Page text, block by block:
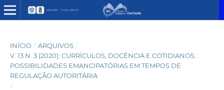
INÍCIO / ARQUIVOS /
V. 13 N. 3 (2020): CURRÍCULOS, DOCÊNCIA E COTIDIANOS:
POSSIBILIDADES EMANCIPATÓRIAS EM TEMPOS DE
REGULAÇÃO AUTORITÁRIA
/